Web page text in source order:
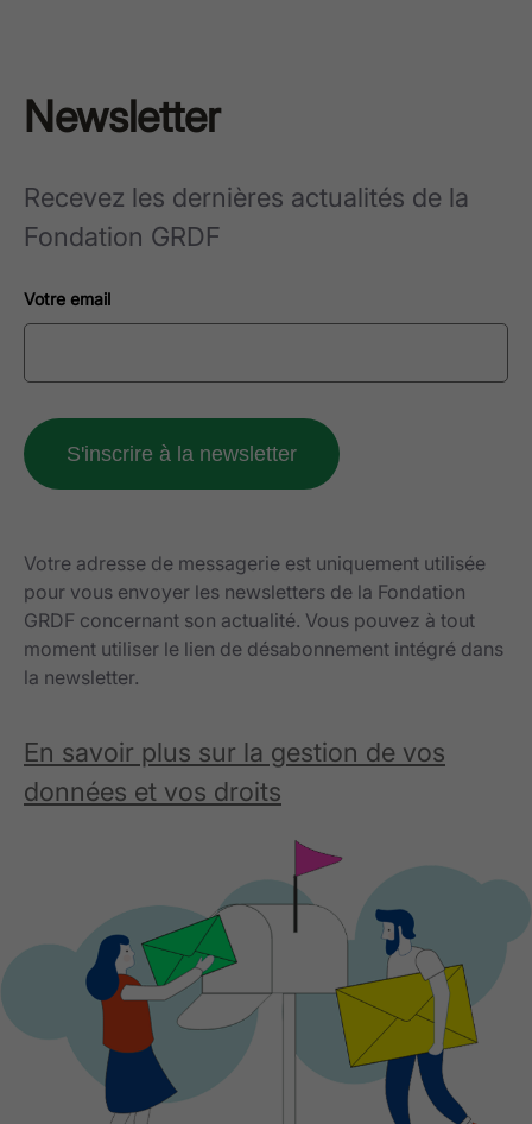
Newsletter
Recevez les dernières actualités de la
Fondation GRDF
Votre email
Votre adresse de messagerie est uniquement utilisée
pour vous envoyer les newsletters de la Fondation
GRDF concernant son actualité. Vous pouvez à tout
moment utiliser le lien de désabonnement intégré dans
la newsletter.
En savoir plus sur la gestion de vos
données et vos droits